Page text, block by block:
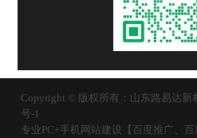
Copyright © 版权所有：山东路易达新
号-1
专业PC+手机网站建设【百度推广、